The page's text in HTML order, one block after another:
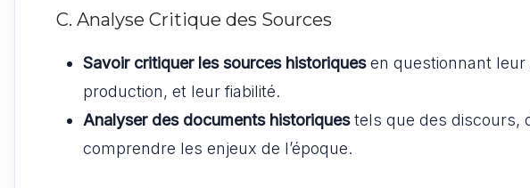
C. Analyse Critique des Sources
Savoir critiquer les sources historiquesen questionnant leur
production, et leur fiabilité.
Analyser des documents historiquestels que des discours,
comprendre les enjeux de l’époque.